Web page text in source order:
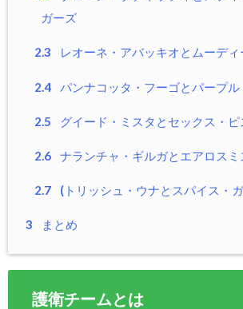
ガーズ
2.3 レオーネ・アバッキオとムーディ
2.4 パンナコッタ・フーゴとパープ
2.5 グイード・ミスタとセックス・
2.6 ナランチャ・ギルガとエアロスミ
2.7 (トリッシュ・ウナとスパイス・
3 まとめ
護衛チームとは